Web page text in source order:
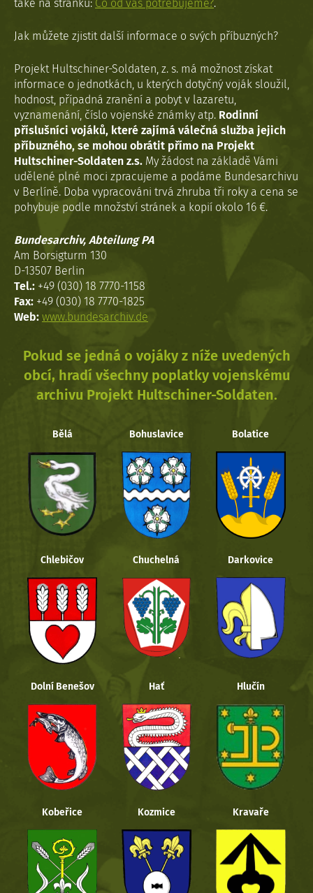
také na stránku: Co od vás potřebujeme?.
Jak můžete zjistit další informace o svých příbuzných?
Projekt Hultschiner-Soldaten, z. s. má možnost získat
informace o jednotkách, u kterých dotyčný voják sloužil,
hodnost, případná zranění a pobyt v lazaretu,
vyznamenání, číslo vojenské známky atp. Rodinní
příslušníci vojáků, které zajímá válečná služba jejich
příbuzného, se mohou obrátit přímo na Projekt
Hultschiner-Soldaten z.s. My žádost na základě Vámi
udělené plné moci zpracujeme a podáme Bundesarchivu
v Berlíně. Doba vypracováni trvá zhruba tři roky a cena se
pohybuje podle množství stránek a kopií okolo 16 €.
Bundesarchiv, Abteilung PA
Am Borsigturm 130
D-13507 Berlin
Tel.: +49 (030) 18 7770-1158
Fax: +49 (030) 18 7770-1825
Web: www.bundesarchiv.de
Pokud se jedná o vojáky z níže uvedených
obcí, hradí všechny poplatky vojenskému
archivu Projekt Hultschiner-Soldaten.
Bělá Bohuslavice Bolatice
Chlebičov Chuchelná Darkovice
Dolní Benešov Hať Hlučín
Kobeřice Kozmice Kravaře